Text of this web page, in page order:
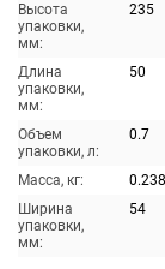
Высота
упаковки,
мм:
235
Длина
упаковки,
мм:
50
Объем
упаковки, л:
0.7
Масса, кг:
0.238
Ширина
упаковки,
мм:
54